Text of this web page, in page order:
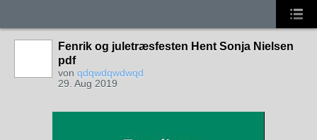
Fenrik og juletræsfesten Hent Sonja Nielsen
pdf
von qdqwdqwdwqd
29. Aug 2019